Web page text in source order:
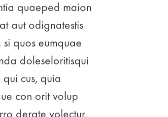
quaeped maion
aut odignatestis
quos eumquae
doleseloritisqui
cus, quia
con orit volup